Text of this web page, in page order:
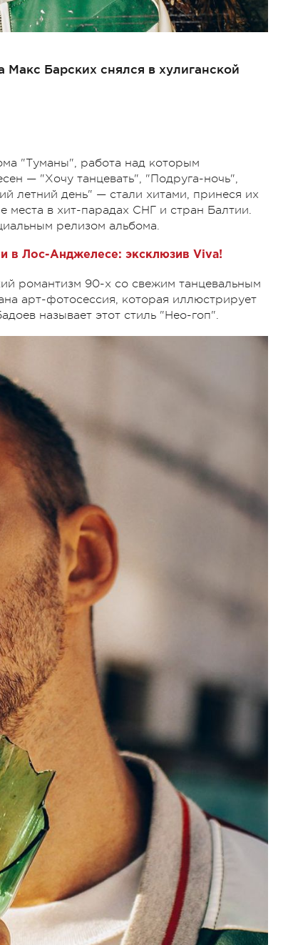
Барских снялся в хулиганской
"Туманы", работа над которым
— "Хочу танцевать", "Подруга-ночь",
летний день" — стали хитами, принеся их
места в хит-парадах СНГ и стран Балтии.
релизом альбома.
в Лос-Анджелесе: эксклюзив Viva!
романтизм 90-х со свежим танцевальным
арт-фотосессия, которая иллюстрирует
называет этот стиль "Нео-гоп".